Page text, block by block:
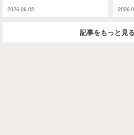
2026.06.02
記事をもっと見る